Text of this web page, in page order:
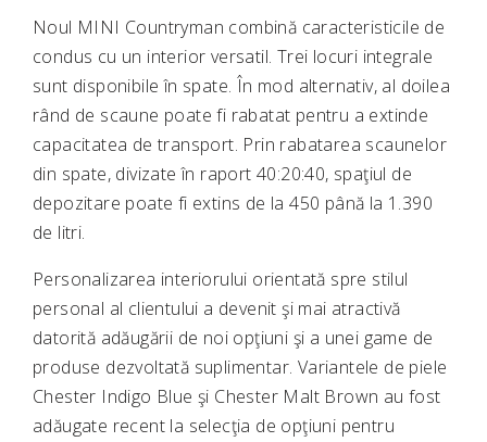
Noul MINI Countryman combină caracteristicile de
condus cu un interior versatil. Trei locuri integrale
sunt disponibile în spate. În mod alternativ, al doilea
rând de scaune poate fi rabatat pentru a extinde
capacitatea de transport. Prin rabatarea scaunelor
din spate, divizate în raport 40:20:40, spaţiul de
depozitare poate fi extins de la 450 până la 1.390
de litri.
Personalizarea interiorului orientată spre stilul
personal al clientului a devenit şi mai atractivă
datorită adăugării de noi opţiuni şi a unei game de
produse dezvoltată suplimentar. Variantele de piele
Chester Indigo Blue şi Chester Malt Brown au fost
adăugate recent la selecţia de opţiuni pentru